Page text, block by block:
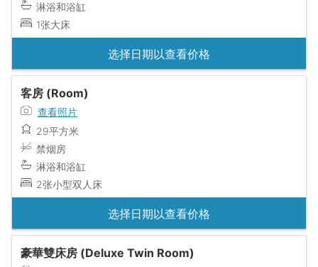
淋浴和浴缸
1张大床
选择日期以查看价格
客房 (Room)
查看照片
29平方米
禁烟房
淋浴和浴缸
2张小型双人床
选择日期以查看价格
豪華雙床房 (Deluxe Twin Room)